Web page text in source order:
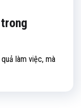
làm việc, mà